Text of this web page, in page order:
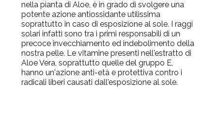
nella pianta di Aloe, è in grado di svolgere una
potente azione antiossidante utilissima
soprattutto in caso di esposizione al sole. I raggi
solari infatti sono tra i primi responsabili di un
precoce invecchiamento ed indebolimento della
nostra pelle. Le vitamine presenti nell'estratto di
Aloe Vera, soprattutto quelle del gruppo E,
hanno un'azione anti-età e protettiva contro i
radicali liberi causati dall'esposizione al sole.